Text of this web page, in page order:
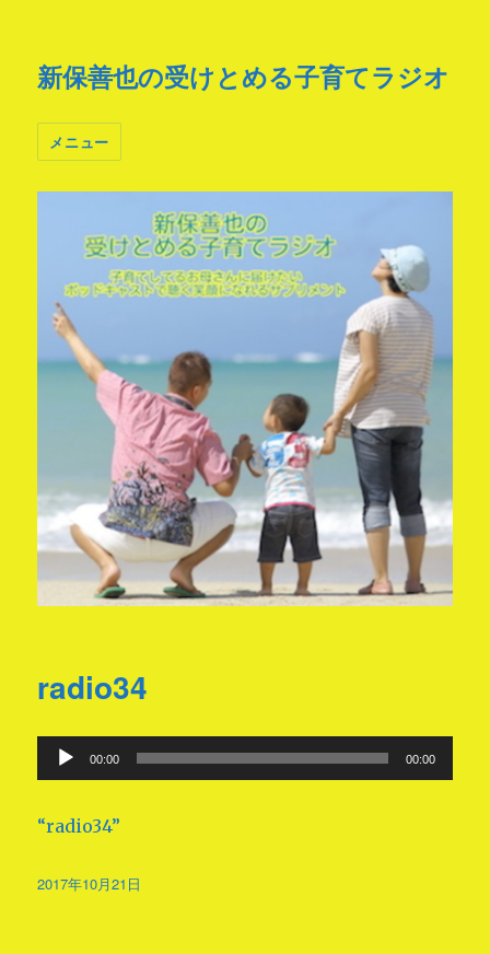
新保善也の受けとめる子育てラジオ
メニュー
radio34
声
プ
00:00 00:00
“radio34”
投
2017年10月21日